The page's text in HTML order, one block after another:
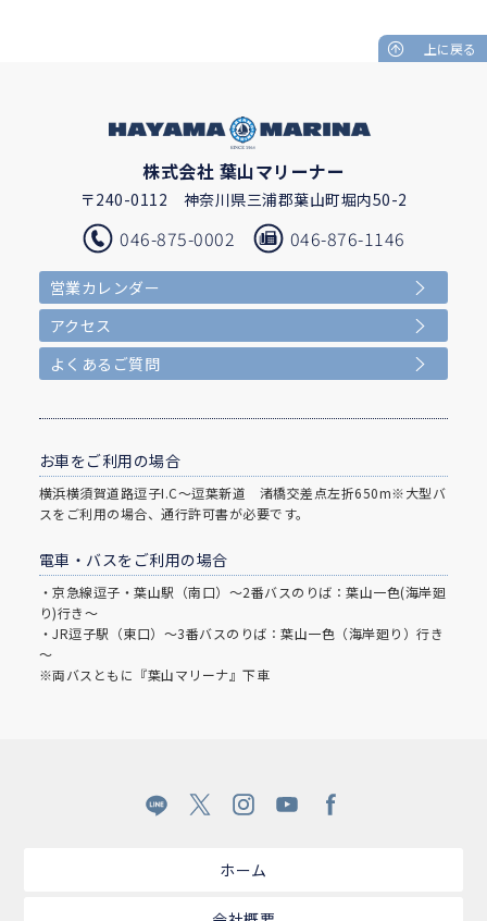
上に戻る
株式会社 葉山マリーナー
〒240-0112 神奈川県三浦郡葉山町堀内50-2
046-875-0002 046-876-1146
営業カレンダー
アクセス
よくあるご質問
お車をご利用の場合
横浜横須賀道路逗子I.C～逗葉新道 渚橋交差点左折650m※大型バ
スをご利用の場合、通行許可書が必要です。
電車・バスをご利用の場合
・京急線逗子・葉山駅（南口）～2番バスのりば：葉山一色(海岸廻
り)行き～
・JR逗子駅（東口）～3番バスのりば：葉山一色（海岸廻り）行き
～
※両バスともに『葉山マリーナ』下車
ホーム